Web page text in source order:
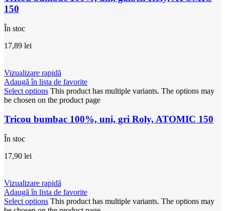
150
În stoc
17,89 lei
Vizualizare rapidă
Adaugă în lista de favorite
Select options This product has multiple variants. The options may
be chosen on the product page
Tricou bumbac 100%, uni, gri Roly, ATOMIC 150
În stoc
17,90 lei
Vizualizare rapidă
Adaugă în lista de favorite
Select options This product has multiple variants. The options may